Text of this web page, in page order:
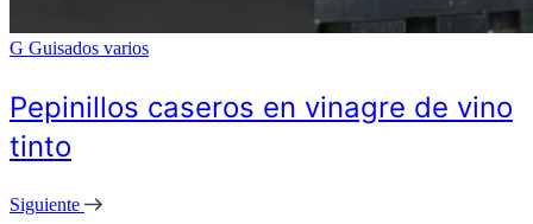
G Guisados varios
Pepinillos caseros en vinagre de vino
tinto
Siguiente